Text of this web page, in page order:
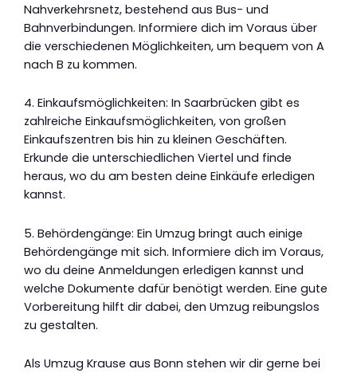
Nahverkehrsnetz, bestehend aus Bus- und
Bahnverbindungen. Informiere dich im Voraus über
die verschiedenen Möglichkeiten, um bequem von A
nach B zu kommen.
4. Einkaufsmöglichkeiten: In Saarbrücken gibt es
zahlreiche Einkaufsmöglichkeiten, von großen
Einkaufszentren bis hin zu kleinen Geschäften.
Erkunde die unterschiedlichen Viertel und finde
heraus, wo du am besten deine Einkäufe erledigen
kannst.
5. Behördengänge: Ein Umzug bringt auch einige
Behördengänge mit sich. Informiere dich im Voraus,
wo du deine Anmeldungen erledigen kannst und
welche Dokumente dafür benötigt werden. Eine gute
Vorbereitung hilft dir dabei, den Umzug reibungslos
zu gestalten.
Als Umzug Krause aus Bonn stehen wir dir gerne bei